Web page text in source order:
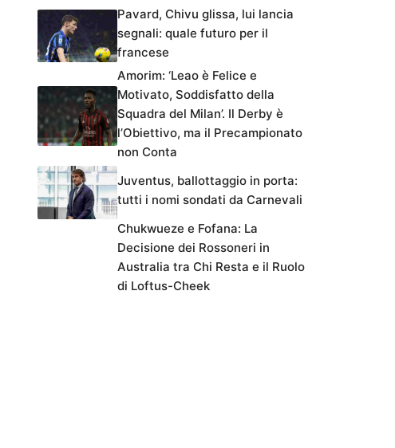
Pavard, Chivu glissa, lui lancia
segnali: quale futuro per il
francese
Amorim: ‘Leao è Felice e
Motivato, Soddisfatto della
Squadra del Milan’. Il Derby è
l’Obiettivo, ma il Precampionato
non Conta
Juventus, ballottaggio in porta:
tutti i nomi sondati da Carnevali
Chukwueze e Fofana: La
Decisione dei Rossoneri in
Australia tra Chi Resta e il Ruolo
di Loftus-Cheek